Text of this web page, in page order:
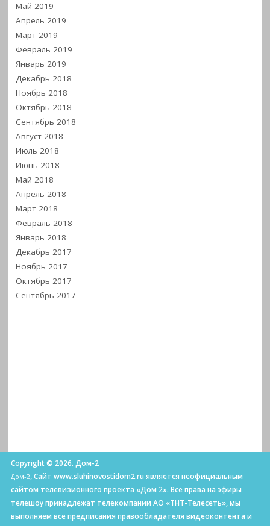
Май 2019
Апрель 2019
Март 2019
Февраль 2019
Январь 2019
Декабрь 2018
Ноябрь 2018
Октябрь 2018
Сентябрь 2018
Август 2018
Июль 2018
Июнь 2018
Май 2018
Апрель 2018
Март 2018
Февраль 2018
Январь 2018
Декабрь 2017
Ноябрь 2017
Октябрь 2017
Сентябрь 2017
Copyright © 2026. Дом-2
Дом-2, Сайт www.sluhinovostidom2.ru является неофициальным
сайтом телевизионного проекта «Дом 2». Все права на эфиры
телешоу принадлежат телекомпании АО «ТНТ-Телесеть», мы
выполняем все предписания правообладателя видеоконтента и